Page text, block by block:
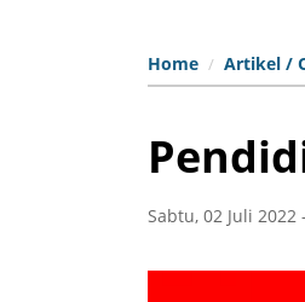
Home Artikel /
Sabtu, 02 Juli 2022